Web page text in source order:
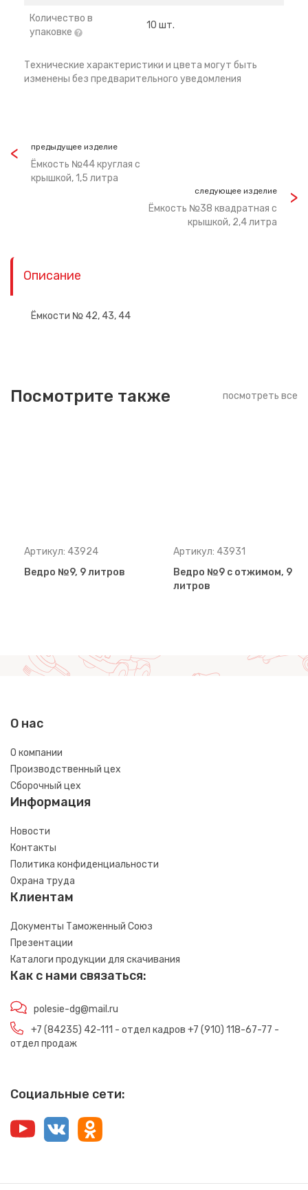
Количество в
упаковке
10 шт.
Технические характеристики и цвета могут быть
изменены без предварительного уведомления
предыдущее изделие
Ёмкость №44 круглая с
крышкой, 1,5 литра
следующее изделие
Ёмкость №38 квадратная с
крышкой, 2,4 литра
Описание
Ёмкости № 42, 43, 44
Посмотрите также посмотреть все
Артикул: 43924
Ведро №9, 9 литров
Артикул: 43931
Ведро №9 с отжимом, 9
литров
О нас
О компании
Производственный цех
Сборочный цех
Информация
Новости
Контакты
Политика конфиденциальности
Охрана труда
Клиентам
Документы Таможенный Союз
Презентации
Каталоги продукции для скачивания
Как с нами связаться:
polesie-dg@mail.ru
+7 (84235) 42-111 - отдел кадров +7 (910) 118-67-77 -
отдел продаж
Социальные сети: